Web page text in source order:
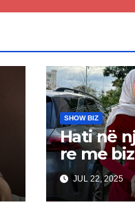
SHOW BIZ
Hati në
re me
JUL 22, 2025